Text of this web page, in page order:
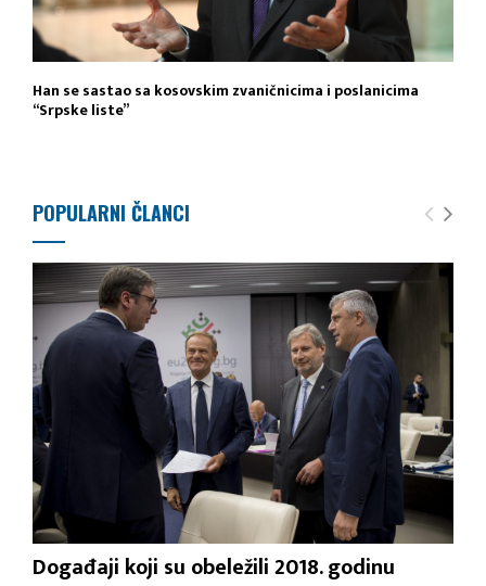
Han se sastao sa kosovskim zvaničnicima i poslanicima
“Srpske liste”
POPULARNI ČLANCI
Događaji koji su obeležili 2018. godinu